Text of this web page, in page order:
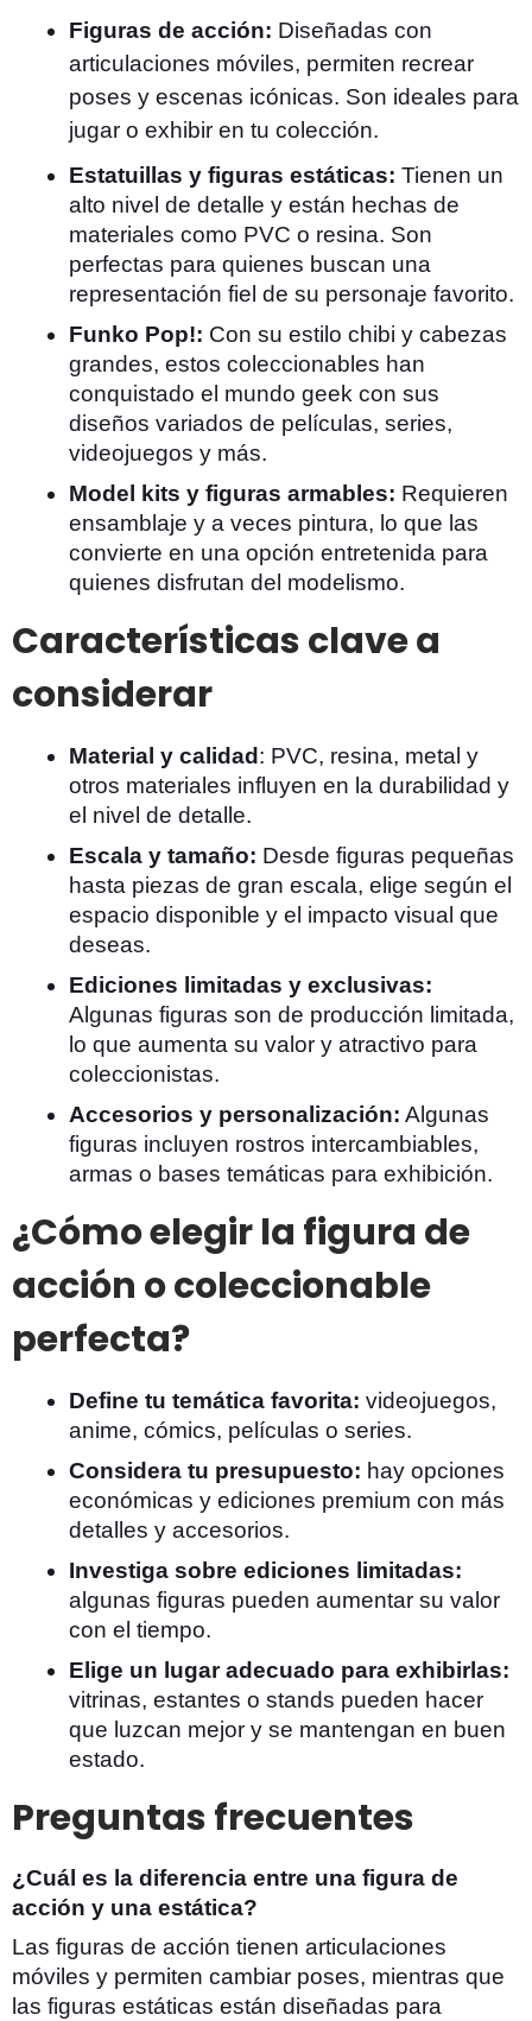
Figuras de acción: Diseñadas con
articulaciones móviles, permiten recrear
poses y escenas icónicas. Son ideales para
jugar o exhibir en tu colección.
Estatuillas y figuras estáticas: Tienen un
alto nivel de detalle y están hechas de
materiales como PVC o resina. Son
perfectas para quienes buscan una
representación fiel de su personaje favorito.
Funko Pop!: Con su estilo chibi y cabezas
grandes, estos coleccionables han
conquistado el mundo geek con sus
diseños variados de películas, series,
videojuegos y más.
Model kits y figuras armables: Requieren
ensamblaje y a veces pintura, lo que las
convierte en una opción entretenida para
quienes disfrutan del modelismo.
Características clave a
considerar
Material y calidad : PVC, resina, metal y
otros materiales influyen en la durabilidad y
el nivel de detalle.
Escala y tamaño: Desde figuras pequeñas
hasta piezas de gran escala, elige según el
espacio disponible y el impacto visual que
deseas.
Ediciones limitadas y exclusivas:
Algunas figuras son de producción limitada,
lo que aumenta su valor y atractivo para
coleccionistas.
Accesorios y personalización: Algunas
figuras incluyen rostros intercambiables,
armas o bases temáticas para exhibición.
¿Cómo elegir la figura de
acción o coleccionable
perfecta?
Define tu temática favorita: videojuegos,
anime, cómics, películas o series.
Considera tu presupuesto: hay opciones
económicas y ediciones premium con más
detalles y accesorios.
Investiga sobre ediciones limitadas:
algunas figuras pueden aumentar su valor
con el tiempo.
Elige un lugar adecuado para exhibirlas:
vitrinas, estantes o stands pueden hacer
que luzcan mejor y se mantengan en buen
estado.
Preguntas frecuentes
¿Cuál es la diferencia entre una figura de
acción y una estática?
Las figuras de acción tienen articulaciones
móviles y permiten cambiar poses, mientras que
las figuras estáticas están diseñadas para